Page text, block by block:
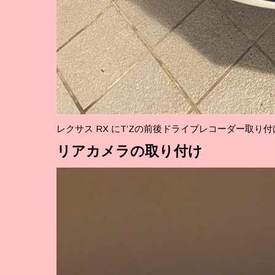
レクサス RX にT’Zの前後ドライブレコーダー取り付
リアカメラの取り付け